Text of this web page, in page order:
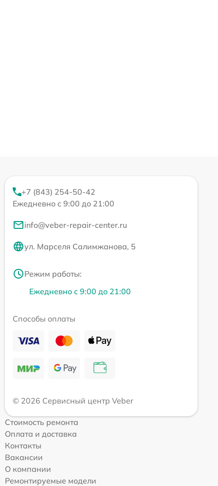
+7 (843) 254-50-42
Ежедневно с 9:00 до 21:00
info@veber-repair-center.ru
ул. Марселя Салимжанова, 5
Режим работы:
Ежедневно с 9:00 до 21:00
Способы оплаты
© 2026 Сервисный центр Veber
Стоимость ремонта
Оплата и доставка
Контакты
Вакансии
О компании
Ремонтируемые модели